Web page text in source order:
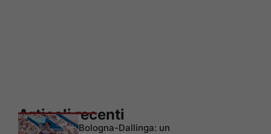
Articoli recenti
Bologna-Dallinga: un